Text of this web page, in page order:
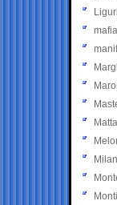
mafia
Monti